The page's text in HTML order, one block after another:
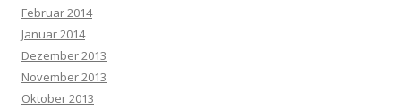
Februar 2014
Januar 2014
Dezember 2013
November 2013
Oktober 2013